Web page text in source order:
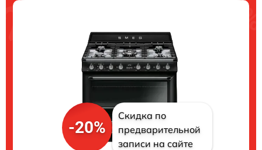
-20%
Скидка по
предварительной
записи на сайте